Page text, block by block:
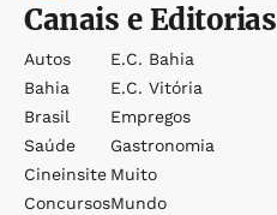
Canais e Editorias
Autos
Bahia
Brasil
Saúde
Cineinsite
Concursos
E.c. Bahia
E.c. Vitória
Empregos
Gastronomia
Muito
Mundo